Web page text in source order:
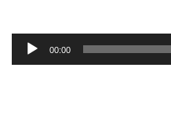
Odtwarzacz
plików
00:00